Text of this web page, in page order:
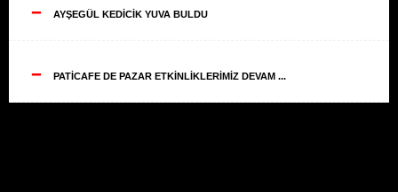
-- AYŞEGÜL KEDİCİK YUVA BULDU
-- PATİCAFE DE PAZAR ETKİNLİKLERİMİZ DEVAM ...